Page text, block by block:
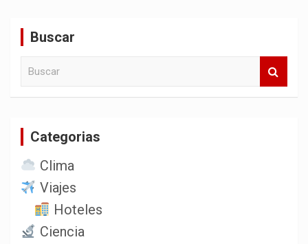
Buscar
Categorias
Clima
Viajes
Hoteles
Ciencia